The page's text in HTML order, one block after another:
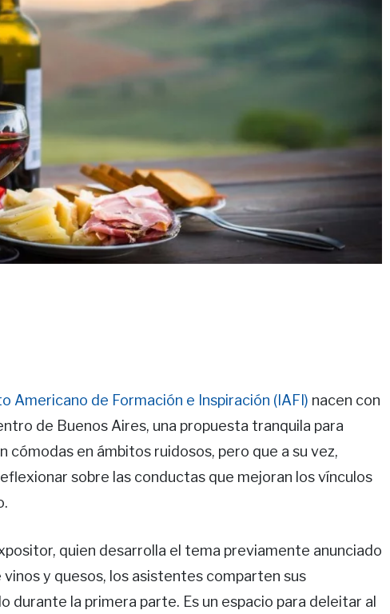
Americano de Formación e Inspiración (IAFI) nacen con
de Buenos Aires, una propuesta tranquila para
cómodas en ámbitos ruidosos, pero que a su vez,
sobre las conductas que mejoran los vínculos
quien desarrolla el tema previamente anunciado
y quesos, los asistentes comparten sus
durante la primera parte. Es un espacio para deleitar al